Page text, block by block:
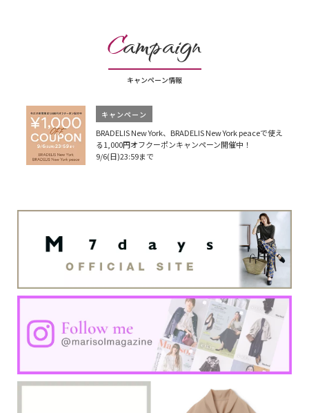
Campaign
キャンペーン情報
キャンペーン
BRADELIS New York、BRADELIS New York peaceで使え
る1,000円オフクーポンキャンペーン開催中！
9/6(日)23:59まで